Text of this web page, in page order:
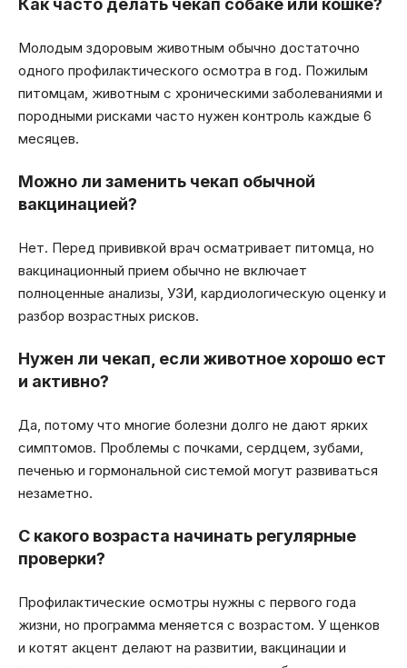
Как часто делать чекап собаке или кошке?
Молодым здоровым животным обычно достаточно
одного профилактического осмотра в год. Пожилым
питомцам, животным с хроническими заболеваниями и
породными рисками часто нужен контроль каждые 6
месяцев.
Можно ли заменить чекап обычной
вакцинацией?
Нет. Перед прививкой врач осматривает питомца, но
вакцинационный прием обычно не включает
полноценные анализы, УЗИ, кардиологическую оценку и
разбор возрастных рисков.
Нужен ли чекап, если животное хорошо ест
и активно?
Да, потому что многие болезни долго не дают ярких
симптомов. Проблемы с почками, сердцем, зубами,
печенью и гормональной системой могут развиваться
незаметно.
С какого возраста начинать регулярные
проверки?
Профилактические осмотры нужны с первого года
жизни, но программа меняется с возрастом. У щенков
и котят акцент делают на развитии, вакцинации и